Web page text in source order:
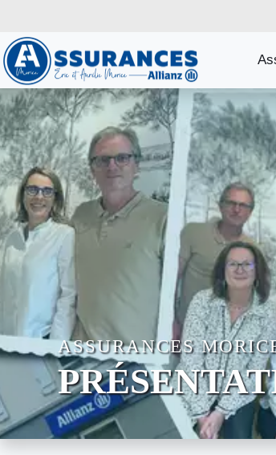
ASSURANCES